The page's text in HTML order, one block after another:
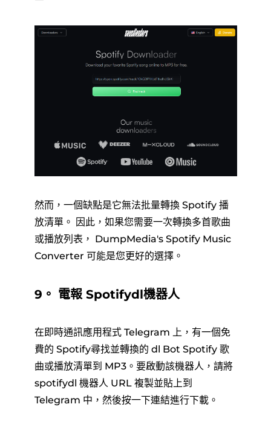
然而，一個缺點是它無法批量轉換 Spotify 播
放清單。 因此，如果您需要一次轉換多首歌曲
或播放列表， DumpMedia's Spotify Music
Converter 可能是您更好的選擇。
9。 電報 Spotifydl機器人
在即時通訊應用程式 Telegram 上，有一個免
費的 Spotify尋找並轉換的 dl Bot Spotify 歌
曲或播放清單到 MP3。要啟動該機器人，請將
spotifydl 機器人 URL 複製並貼上到
Telegram 中，然後按一下連結進行下載。